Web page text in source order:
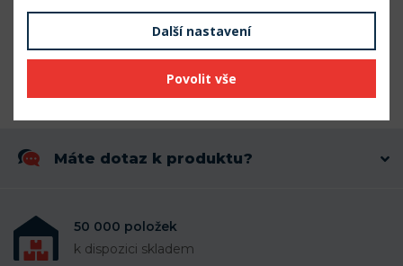
Máte dotaz k produktu?
50 000 položek
k dispozici skladem
Další nastavení
Povolit vše